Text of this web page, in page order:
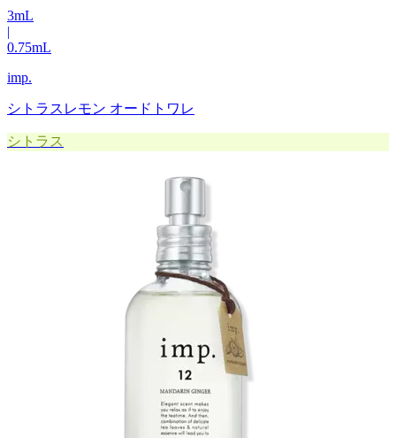
3mL
|
0.75mL
imp.
シトラスレモン オードトワレ
シトラス